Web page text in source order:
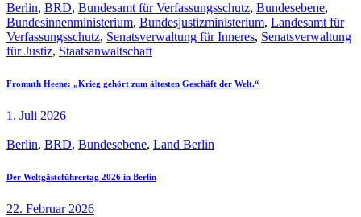
Berlin, BRD, Bundesamt für Verfassungsschutz, Bundesebene,
Bundesinnenministerium, Bundesjustizministerium, Landesamt für
Verfassungsschutz, Senatsverwaltung für Inneres, Senatsverwaltung
für Justiz, Staatsanwaltschaft
Fromuth Heene: „Krieg gehört zum ältesten Geschäft der Welt.“
1. Juli 2026
Berlin, BRD, Bundesebene, Land Berlin
Der Weltgästeführertag 2026 in Berlin
22. Februar 2026